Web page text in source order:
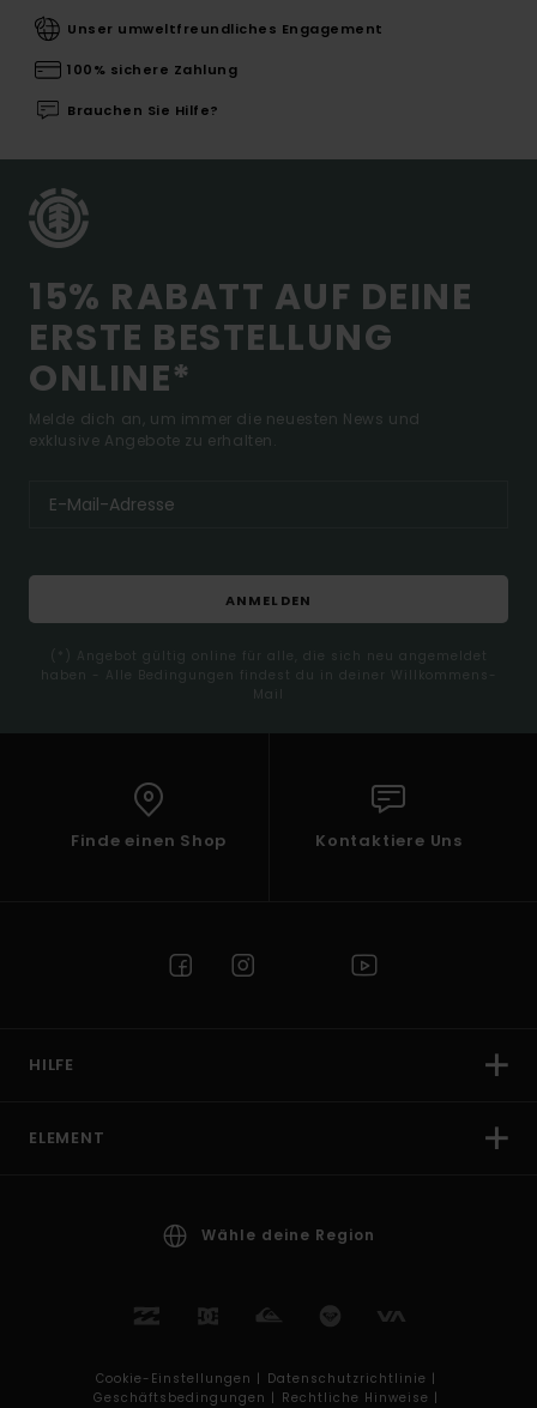
Unser umweltfreundliches Engagement
100% sichere Zahlung
Brauchen Sie Hilfe?
15% RABATT AUF DEINE
ERSTE BESTELLUNG
ONLINE*
Melde dich an, um immer die neuesten News und
exklusive Angebote zu erhalten.
ANMELDEN
(*) Angebot gültig online für alle, die sich neu angemeldet
haben - Alle Bedingungen findest du in deiner Willkommens-
Mail
Finde einen Shop Kontaktiere Uns
HILFE
ELEMENT
Wähle deine Region
Cookie-Einstellungen | Datenschutzrichtlinie |
Geschäftsbedingungen | Rechtliche Hinweise |